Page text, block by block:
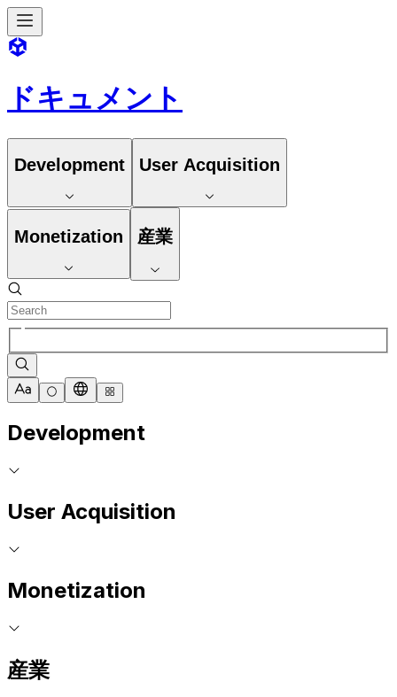
ドキュメント
Development User Acquisition
Monetization 産業
Development
User Acquisition
Monetization
産業